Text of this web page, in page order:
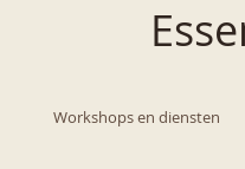
Workshops en diensten